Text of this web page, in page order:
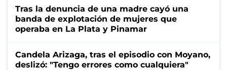
Tras la denuncia de una madre cayó una
banda de explotación de mujeres que
operaba en La Plata y Pinamar
Candela Arizaga, tras el episodio con Moyano,
deslizó: "Tengo errores como cualquiera"